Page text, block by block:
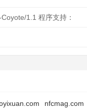
1.1 程序支持：
nfcmag.com